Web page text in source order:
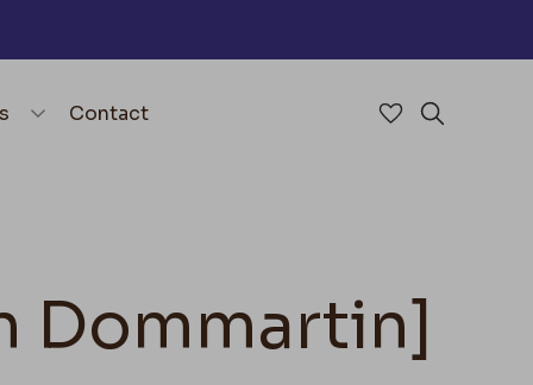
Contact Accéder à
Dommartin]